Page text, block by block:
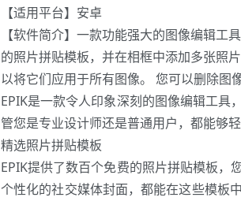
【适用平台】安卓
【软件简介】一款功能强大的图像编辑
的照片拼贴模板，并在相框中添加多张照
以将它们应用于所有图像。 您可以删除图
EPIK是一款令人印象深刻的图像编辑工具
管您是专业设计师还是普通用户，都能够
精选照片拼贴模板
EPIK提供了数百个免费的照片拼贴模板，
个性化的社交媒体封面，都能在这些模板